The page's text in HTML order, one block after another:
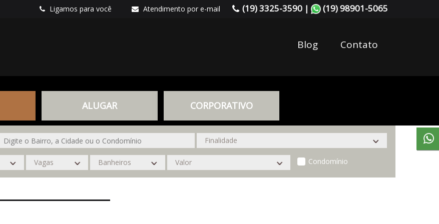
Ligamos para você Atendimento por e-mail (19) 3325-3590 | (19) 98901-5065
Blog Contato
ALUGAR CORPORATIVO
Condomínio